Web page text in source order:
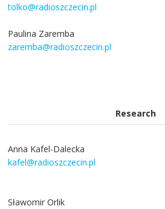
tolko@radioszczecin.pl
Paulina Zaremba
zaremba@radioszczecin.pl
Research
Anna Kafel-Dalecka
kafel@radioszczecin.pl
Sławomir Orlik